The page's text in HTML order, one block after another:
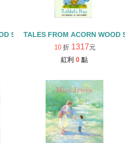
STORY COLLECTION 觀察探索組/
TALES FROM ACORN WOOD
10 折 1317元
紅利 0 點